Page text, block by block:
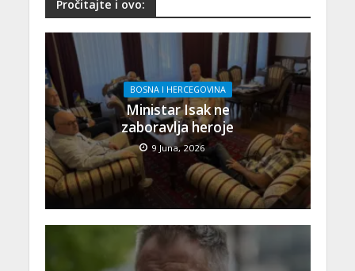
Pročitajte i ovo:
BOSNA I HERCEGOVINA
Ministar Isak ne
zaboravlja heroje
9 Juna, 2026